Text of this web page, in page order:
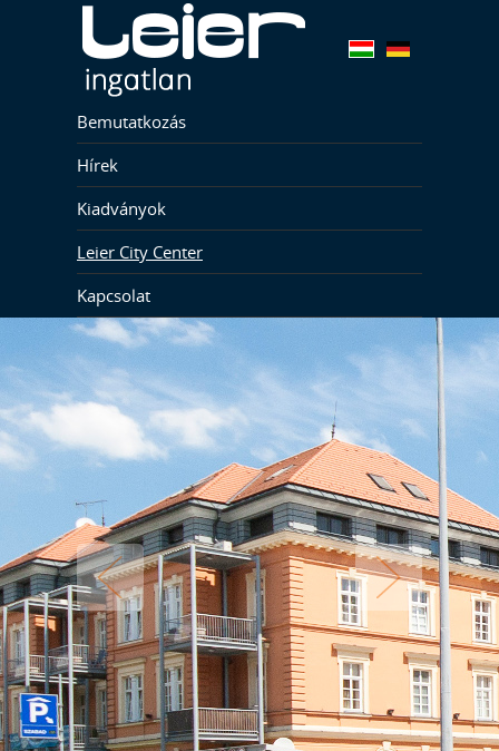
Bemutatkozás
Hírek
Kiadványok
Leier City Center
Kapcsolat